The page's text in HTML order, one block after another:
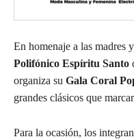
En homenaje a las madres
Polifónico Espíritu Santo
organiza su Gala Coral
grandes clásicos que
Para la ocasión, los